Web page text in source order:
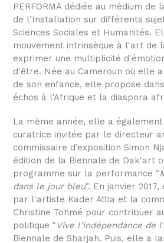
PERFORMA dédiée au médium
de l’Installation sur différents
Sciences Sociales et Humanités.
mouvement intrinsèque à l'art de
exprimer une multiplicité
d'être. Née au Cameroun où elle
de son enfance, elle propose
échos à l'Afrique et la diaspora
La même année, elle a
curatrice invitée par le directeur
commissaire d’exposition Simon
édition de la Biennale de Dak'art
programme sur la performance "
dans le jour bleu". En janvier
par l'artiste Kader Attia et la
Christine Tohmé pour contribuer
politique " Vive l’indépendance de
Biennale de Sharjah. Puis, elle a